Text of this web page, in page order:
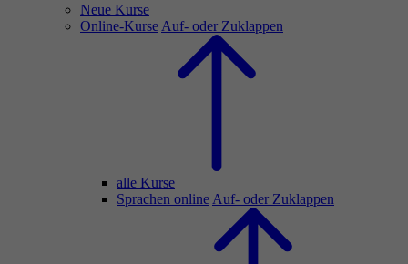
Neue Kurse
Online-Kurse Auf- oder Zuklappen
alle Kurse
Sprachen online Auf- oder Zuklappen